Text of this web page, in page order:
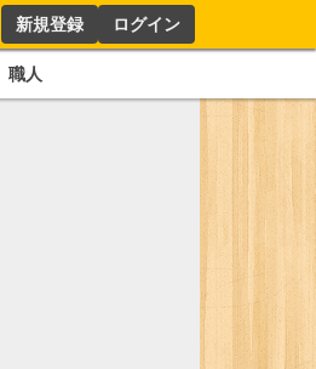
新規登録 ログイン
職人